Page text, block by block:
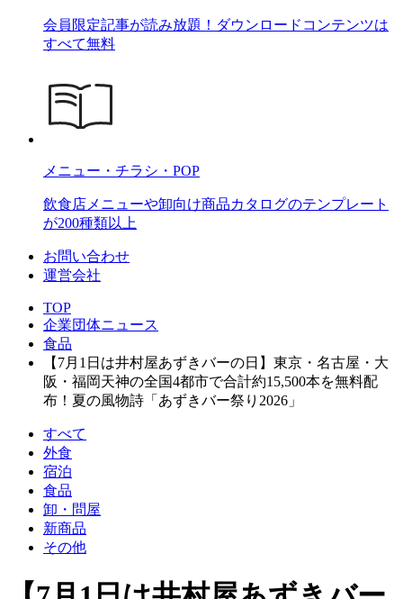
会員限定記事が読み放題！ダウンロードコンテンツは
すべて無料
メニュー・チラシ・POP
飲食店メニューや卸向け商品カタログのテンプレート
が200種類以上
お問い合わせ
運営会社
TOP
企業団体ニュース
食品
【7月1日は井村屋あずきバーの日】東京・名古屋・大
阪・福岡天神の全国4都市で合計約15,500本を無料配
布！夏の風物詩「あずきバー祭り2026」
すべて
外食
宿泊
食品
卸・問屋
新商品
その他